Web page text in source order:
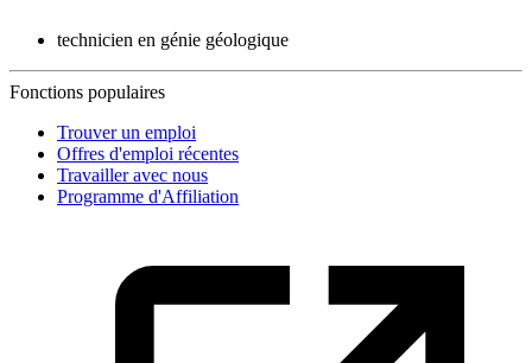
technicien en génie géologique
Fonctions populaires
Trouver un emploi
Offres d'emploi récentes
Travailler avec nous
Programme d'Affiliation